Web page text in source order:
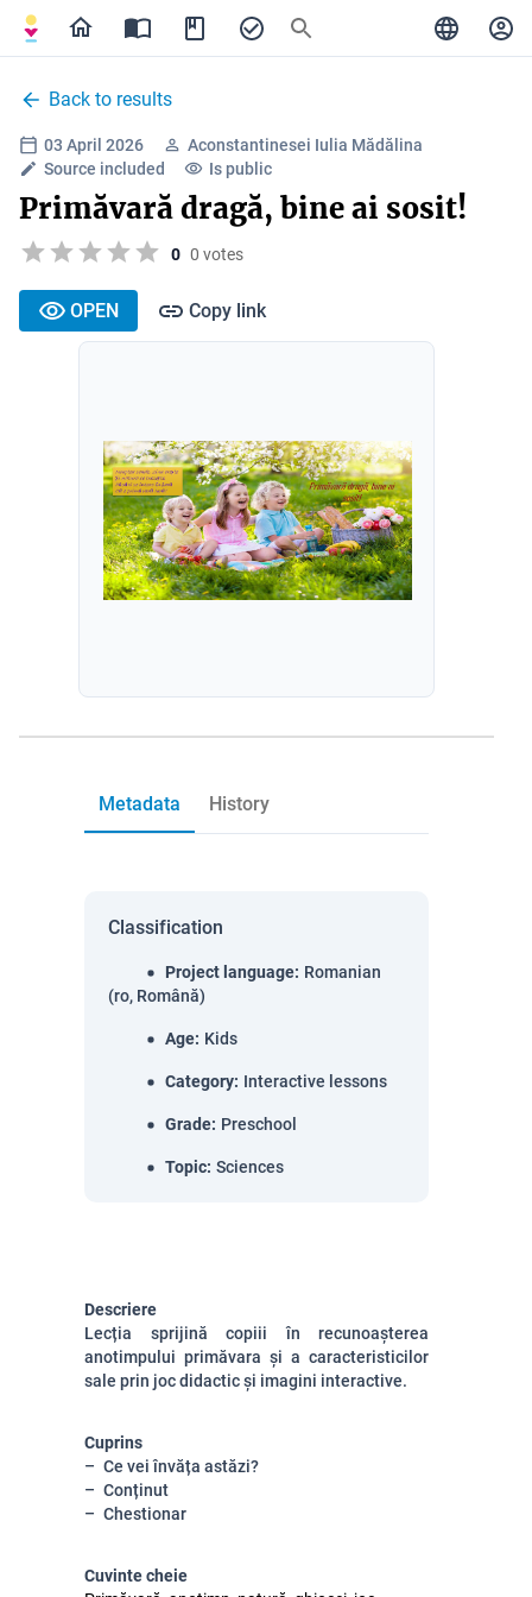
Back to results
03 April 2026
Aconstantinesei Iulia Mădălina
Source included
Is public
Primăvară dragă, bine ai sosit!
0 0 votes
OPEN Copy link
Metadata History
Classification
Project language: Romanian
(ro, Română)
Age: Kids
Category: Interactive lessons
Grade: Preschool
Topic: Sciences
Descriere
Lecția sprijină copiii în recunoașterea
anotimpului primăvara și a caracteristicilor
sale prin joc didactic și imagini interactive.
Cuprins
Ce vei învăța astăzi?
Conținut
Chestionar
Cuvinte cheie